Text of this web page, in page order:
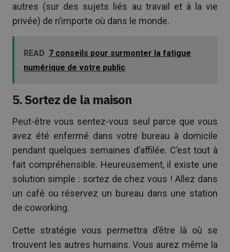
autres (sur des sujets liés au travail et à la vie
privée) de n’importe où dans le monde.
READ 7 conseils pour surmonter la fatigue
numérique de votre public
5. Sortez de la maison
Peut-être vous sentez-vous seul parce que vous
avez été enfermé dans votre bureau à domicile
pendant quelques semaines d’affilée. C’est tout à
fait compréhensible. Heureusement, il existe une
solution simple : sortez de chez vous ! Allez dans
un café ou réservez un bureau dans une station
de coworking.
Cette stratégie vous permettra d’être là où se
trouvent les autres humains. Vous aurez même la